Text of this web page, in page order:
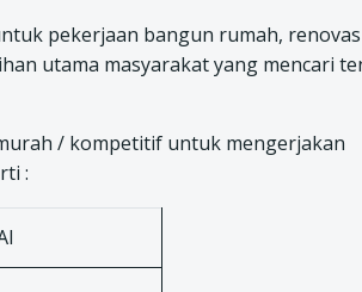
pekerjaan bangun rumah,
utama masyarakat yang mencari
/ kompetitif untuk mengerjakan
: